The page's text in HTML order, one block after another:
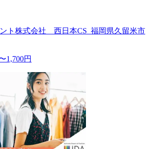
ト株式会社 西日本CS_福岡県久留米市
1,700円